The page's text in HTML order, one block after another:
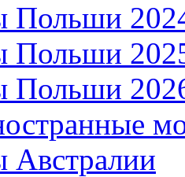
Польши
Польши
Польши